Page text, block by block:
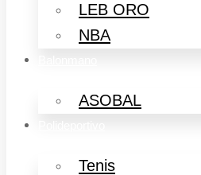
LEB ORO
NBA
ASOBAL
Tenis